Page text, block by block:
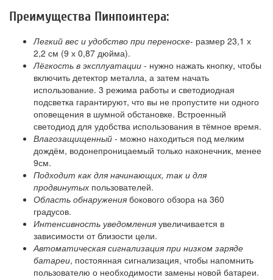
Преимущества Пинпоинтера:
Легкий вес и удобство при переноске- размер 23,1 х
2,2 см (9 х 0,87 дюйма).
Лёгкость в эксплуатации - нужно нажать кнопку, чтобы
включить детектор металла, а затем начать
использование. 3 режима работы и светодиодная
подсветка гарантируют, что вы не пропустите ни одного
оповещения в шумной обстановке. Встроенный
светодиод для удобства использования в тёмное время.
Влагозащищенный - можно находиться под мелким
дождём, водонепроницаемый только наконечник, менее
9см.
Подходит как для начинающих, так и для
продвинутых пользователей.
Область обнаружения бокового обзора на 360
градусов.
Интенсивность уведомления увеличивается в
зависимости от близости цели.
Автоматическая сигнализация при низком заряде
батареи, постоянная сигнализация, чтобы напомнить
пользователю о необходимости замены новой батареи.